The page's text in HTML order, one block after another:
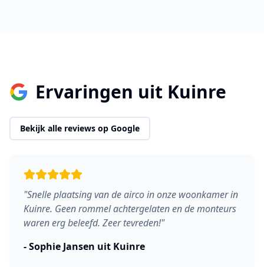
Ervaringen uit Kuinre
Bekijk alle reviews op Google
"Snelle plaatsing van de airco in onze woonkamer in
Kuinre. Geen rommel achtergelaten en de monteurs
waren erg beleefd. Zeer tevreden!"
-Sophie Jansen uit Kuinre